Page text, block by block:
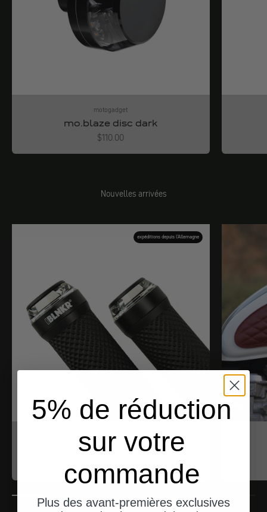
motogadget
mo.blaze disc dark
Angebot
$110.00
Nouvelles arrivées
expéditions depuis l'Allemagne
motogadget
BLNKR - Der Fahrradblinker
5% de réduction
sur votre
commande
Plus des avant-premières exclusives